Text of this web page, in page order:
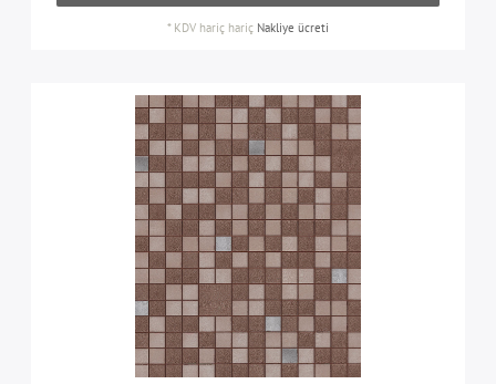
* KDV hariç hariç Nakliye ücreti